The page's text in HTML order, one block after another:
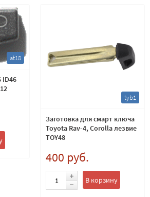
at18
ID46
tyb1
Заготовка для смарт ключа
Toyota Rav-4, Corolla лезвие
TOY48
400 руб.
В корзину